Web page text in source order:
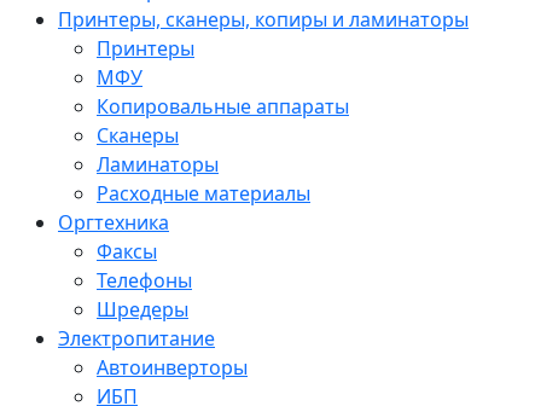
Принтеры, сканеры, копиры и ламинаторы
Принтеры
МФУ
Копировальные аппараты
Сканеры
Ламинаторы
Расходные материалы
Оргтехника
Факсы
Телефоны
Шредеры
Электропитание
Автоинверторы
ИБП